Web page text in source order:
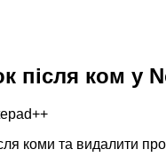
після ком у
коми та видалити